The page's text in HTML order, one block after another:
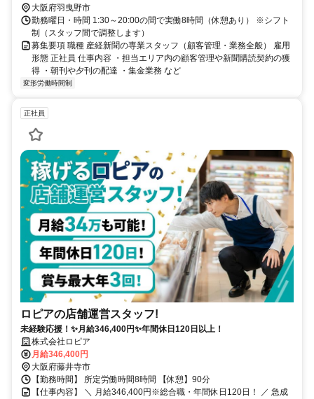
大阪府羽曳野市
勤務曜日・時間 1:30～20:00の間で実働8時間（休憩あり） ※シフト
制（スタッフ間で調整します）
募集要項 職種 産経新聞の専業スタッフ（顧客管理・業務全般） 雇用
形態 正社員 仕事内容 ・担当エリア内の顧客管理や新聞購読契約の獲
得 ・朝刊や夕刊の配達 ・集金業務 など
変形労働時間制
正社員
ロピアの店舗運営スタッフ!
未経験応援！✨月給346,400円✨年間休日120日以上！
株式会社ロピア
月給346,400円
大阪府藤井寺市
【勤務時間】 所定労働時間8時間 【休憩】90分
【仕事内容】 ＼ 月給346,400円※総合職・年間休日120日！ ／ 急成